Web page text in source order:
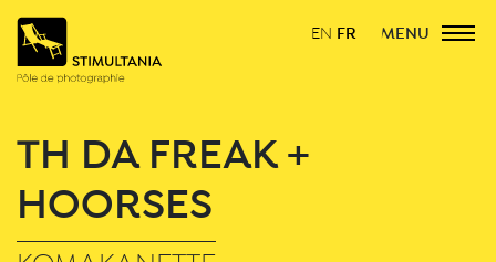
EN FR MENU
TH DA FREAK +
HOORSES